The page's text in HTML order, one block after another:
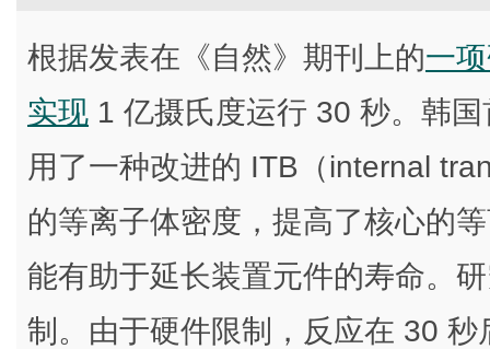
根据发表在《自然》期刊上的一
实现 1 亿摄氏度运行 30 秒。韩
用了一种改进的 ITB（internal
的等离子体密度，提高了核心的
能有助于延长装置元件的寿命。
制。由于硬件限制，反应在 30